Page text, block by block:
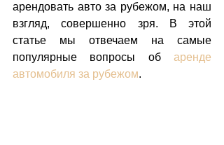
арендовать авто за рубежом, на наш
взгляд, совершенно зря. В этой
статье мы отвечаем на самые
популярные вопросы об аренде
автомобиля за рубежом.